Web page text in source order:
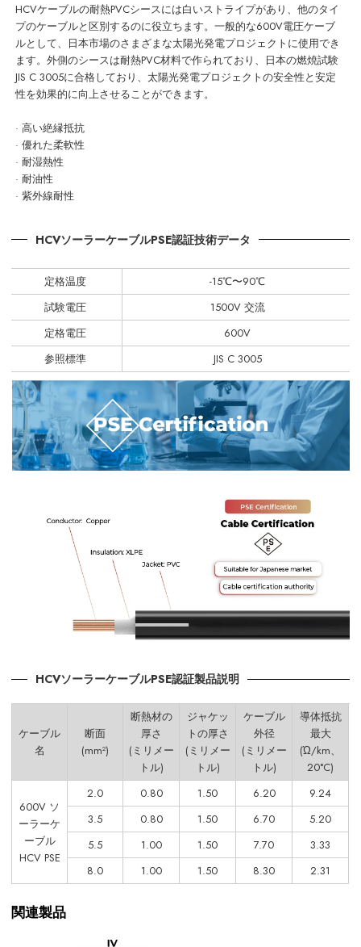
HCVケーブルの耐熱PVCシースには白いストライプがあり、他のタイ
プのケーブルと区別するのに役立ちます。一般的な600V電圧ケーブ
ルとして、日本市場のさまざまな太陽光発電プロジェクトに使用でき
ます。外側のシースは耐熱PVC材料で作られており、日本の燃焼試験
JIS C 3005に合格しており、太陽光発電プロジェクトの安全性と安定
性を効果的に向上させることができます。
· 高い絶縁抵抗
· 優れた柔軟性
· 耐湿熱性
· 耐油性
· 紫外線耐性
HCVソーラーケーブルPSE認証技術データ
定格温度
-15℃〜90℃
試験電圧
1500V 交流
定格電圧
600V
参照標準
JIS C 3005
HCVソーラーケーブルPSE認証製品説明
ケーブル
名
断面
(mm²)
断熱材の
厚さ
(ミリメー
トル)
ジャケッ
トの厚さ
(ミリメー
トル)
ケーブル
外径
(ミリメー
トル)
導体抵抗
最大
(Ώ/km、
20°C)
600V ソ
ーラーケ
ーブル
HCV PSE
2.0 0.80 1.50 6.20
9.24
3.5
0.80 1.50 6.70
5.20
5.5
1.00 1.50 7.70
3.33
8.0
1.00 1.50 8.30 2.31
関連製品